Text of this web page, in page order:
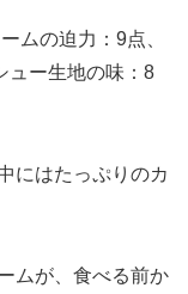
ムの迫力：9点、
ュー生地の味：8
にはたっぷりのカ
ムが、食べる前か